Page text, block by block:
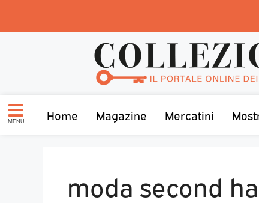
MENU Home Magazine Mercatini
moda second